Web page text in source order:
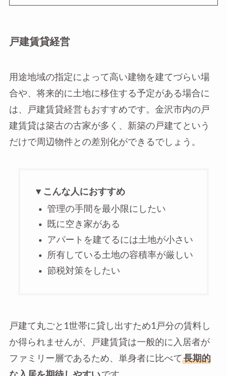
戸建賃貸経営
用途地域の指定によって高い建物を建てづらい場
合や、将来的に土地に移住する予定がある場合に
は、戸建賃貸経営もおすすめです。金沢市内の戸
建賃貸は築古の古家が多く、新築の戸建てという
だけで周辺物件との差別化ができるでしょう。
▼こんな人におすすめ
管理の手間を最小限にしたい
既に空き家がある
アパートを建てるには土地が小さい
所有している土地の容積率が厳しい
節税対策をしたい
戸建て丸ごと1世帯に貸し出すため1戸分の賃料し
か得られませんが、戸建賃貸は一般的に入居者が
ファミリー層であるため、単身者に比べて 長期的